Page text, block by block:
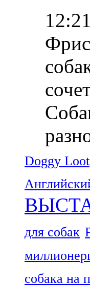
Doggy Loot
для собак
собака на